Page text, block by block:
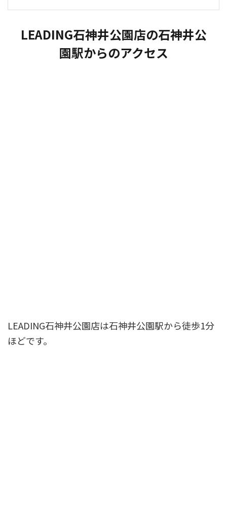
LEADING石神井公園店の石神井公
園駅からのアクセス
LEADING石神井公園店は石神井公園駅から徒歩1分
ほどです。